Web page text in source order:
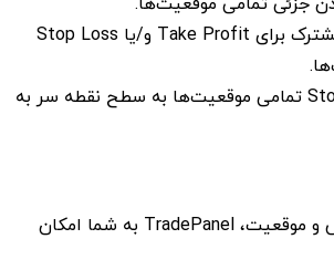
تنظیم سطح مشترک برای Take Profit و/یا Stop Loss
تنظیم Stop Loss تمامی موقعیت‌ها به سطح نقطه سر به
زمان باز کردن سفارش و موقعیت، TradePanel به شما امکان